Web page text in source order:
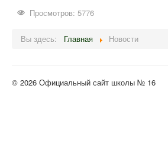
Просмотров: 5776
Вы здесь: Главная Новости
© 2026 Официальный сайт школы № 16